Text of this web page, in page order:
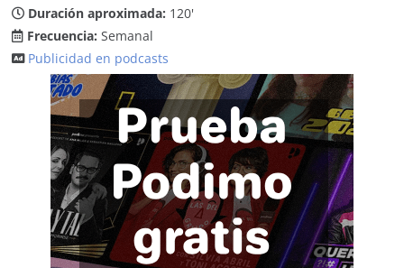
Duración aproximada: 120'
Frecuencia: Semanal
Publicidad en podcasts